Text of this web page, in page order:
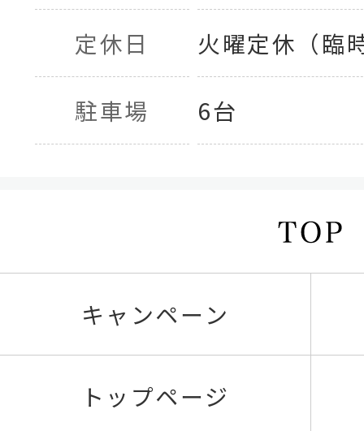
定休日 火曜定休（臨
駐車場 6台
キャンペーン
トップページ